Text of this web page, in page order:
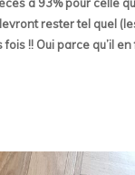
rester tel quel
!! Oui parce qu’il